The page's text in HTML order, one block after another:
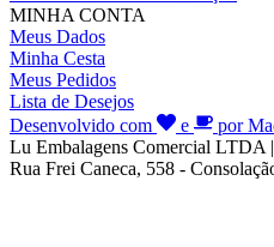
MINHA CONTA
Meus Dados
Minha Cesta
Meus Pedidos
Lista de Desejos
Desenvolvido com
e
por
Lu Embalagens Comercial LTDA
Rua Frei Caneca, 558 -